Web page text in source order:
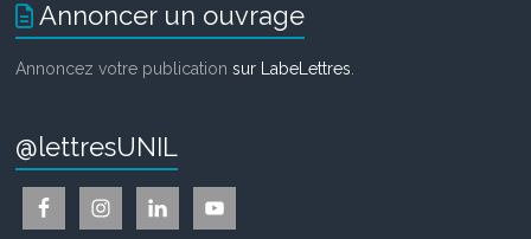
Annoncer un ouvrage
Annoncez votre publicationsur LabeLettres
@lettresUNIL